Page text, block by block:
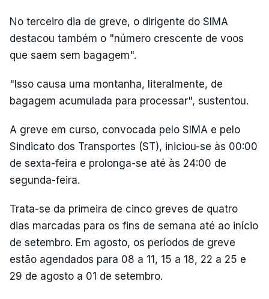
No terceiro dia de greve, o dirigente do SIMA
destacou também o "número crescente de voos
que saem sem bagagem".
"Isso causa uma montanha, literalmente, de
bagagem acumulada para processar", sustentou.
A greve em curso, convocada pelo SIMA e pelo
Sindicato dos Transportes (ST), iniciou-se às 00:00
de sexta-feira e prolonga-se até às 24:00 de
segunda-feira.
Trata-se da primeira de cinco greves de quatro
dias marcadas para os fins de semana até ao início
de setembro. Em agosto, os períodos de greve
estão agendados para 08 a 11, 15 a 18, 22 a 25 e
29 de agosto a 01 de setembro.